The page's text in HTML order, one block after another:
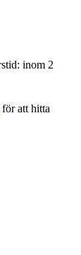
inom 2
för att hitta